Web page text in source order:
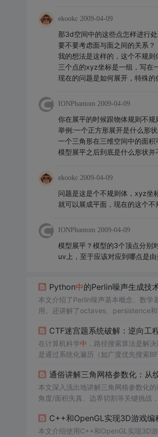
ekookc 2009-04-09
那3d空间中的这些点怎样进行
要不要考虑面与面之间的关系？
我的想法是这样的，这个不规则
三个点的xyz坐标是一组，写在
现在的问题是如何展开，特殊
IONPhantom 2009-04-09
你在展平的时候跟物体规则不
举例:一个正方形展开是什么形
一个三角形在三维空间中的面
模型展平之后到底是什么形状
ekookc 2009-04-09
问题是这是个不规则体，xyz坐
就可以展成平面，现在的这个不
IONPhantom 2009-04-09
模型展平？模型的3个顶点分别
uv上，至于应该对应到哪点是
Python中的Perlin噪声生成技
本文介绍了Perlin噪声基本概念、数学
用。还讲解了octaves、persistence
CTF迷宫题系统破解：逆向工
在计算机科学中 ，路径搜索算法是解
是通过系统化遍历（如广度优先搜索
制数据或动态生成的程序中，逆向提取
局、数据结构和状态机
通俗讲解三角网格参数化：从
本文深入浅出地讲解三角网格参数化
角度/面积失真、边界切割等关键挑战
的技术地位。
C++和OpenGL实现3D游戏
本文介绍使用C++和OpenGL实现3D